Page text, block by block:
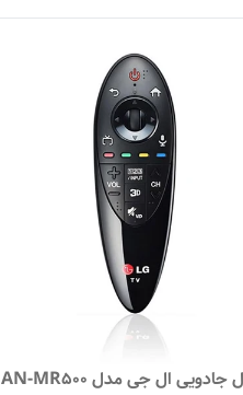
کنترل جادویی ال جی مدل AN-MR500